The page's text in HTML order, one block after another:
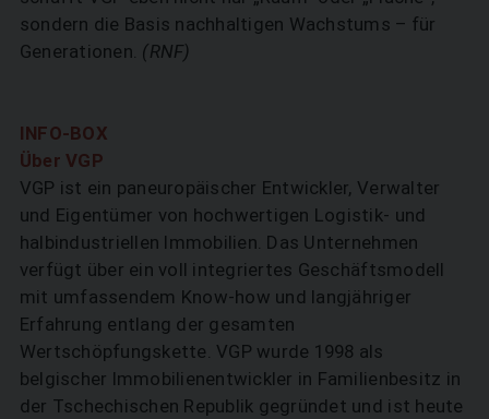
sondern die Basis nachhaltigen Wachstums – für
Generationen. (RNF)
INFO-BOX
Über VGP
VGP ist ein paneuropäischer Entwickler, Verwalter
und Eigentümer von hochwertigen Logistik- und
halbindustriellen Immobilien. Das Unternehmen
verfügt über ein voll integriertes Geschäftsmodell
mit umfassendem Know-how und langjähriger
Erfahrung entlang der gesamten
Wertschöpfungskette. VGP wurde 1998 als
belgischer Immobilien­entwickler in Familienbesitz in
der Tschechischen Republik gegründet und ist heute